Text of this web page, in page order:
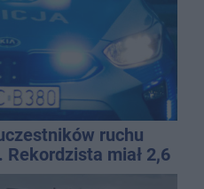
ruchu
Rekordzista miał 2,6